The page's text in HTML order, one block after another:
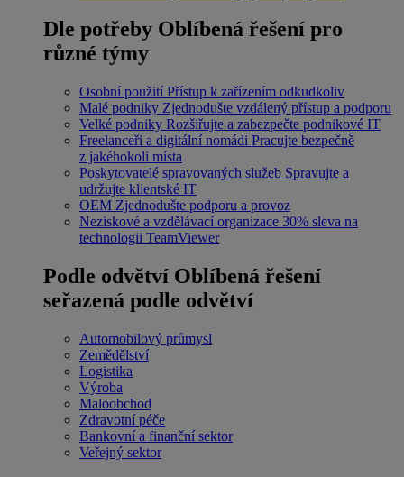
Dle potřeby Oblíbená řešení pro
různé týmy
Osobní použití Přístup k zařízením odkudkoliv
Malé podniky Zjednodušte vzdálený přístup a podporu
Velké podniky Rozšiřujte a zabezpečte podnikové IT
Freelanceři a digitální nomádi Pracujte bezpečně
z jakéhokoli místa
Poskytovatelé spravovaných služeb Spravujte a
udržujte klientské IT
OEM Zjednodušte podporu a provoz
Neziskové a vzdělávací organizace 30% sleva na
technologii TeamViewer
Podle odvětví Oblíbená řešení
seřazená podle odvětví
Automobilový průmysl
Zemědělství
Logistika
Výroba
Maloobchod
Zdravotní péče
Bankovní a finanční sektor
Veřejný sektor